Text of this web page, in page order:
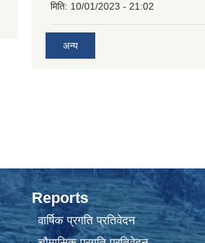
मिति: 10/01/2023 - 21:02
अन्य
Reports
वार्षिक प्रगति प्रतिवेदन